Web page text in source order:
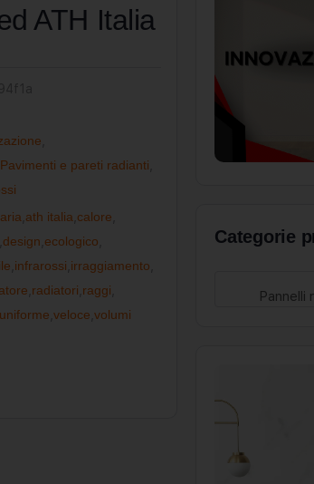
ATH Italia
Pavimenti e pareti radianti
aria ath italia calore
design ecologico
infrarossi irraggiamento
radiatori raggi
uniforme veloce volumi
Categorie
Pannelli